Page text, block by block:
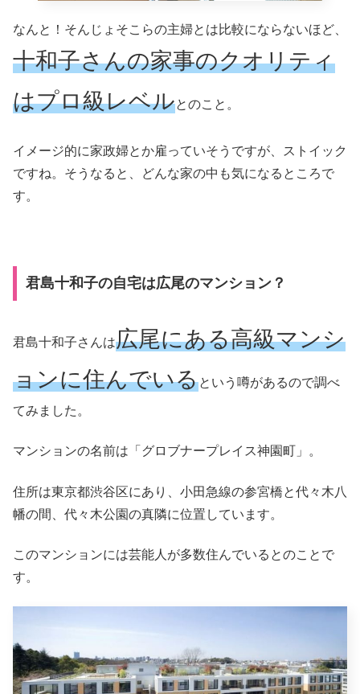
なんと！そんじょそこらの主婦とは比較にならないほど、
十和子さんの家事のクオリティ
はプロ級レベルとのこと。
イメージ的に家政婦とか雇っていそうですが、ストイック
ですね。そうなると、どんな家の中も気になるところで
す。
君島十和子の自宅は広尾のマンション？
君島十和子さんは広尾にある高級マンシ
ョンに住んでいるという噂があるので調べ
てみました。
マンションの名前は「グロブナープレイス神園町」。
住所は東京都渋谷区にあり、小田急線の参宮橋と代々木八
幡の間、代々木公園の真隣に位置しています。
このマンションには芸能人が多数住んでいるとのことで
す。